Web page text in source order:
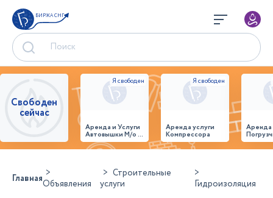
БИРЖА СНГ
Свободен
сейчас
Аренда и Услуги
Автовышки М/о г.
Домодедово
26,28,32 место
Аренда услуги
Компрессора
ГлавнаяОбъявления
Строительные
услуги
Гидроизоляция